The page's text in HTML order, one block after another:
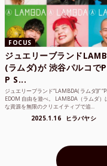
FOCUS
ジュエリーブランド
(ラムダ)が 渋谷パルコで
P S...
ジュエリーブランド“LAMBDA( ラムダ))”
EDOM 自由を遊べ。 LAMBDA（ラムダ）
な資源を無限のクリエイティブで追...
2025.1.16 ヒラバヤシ